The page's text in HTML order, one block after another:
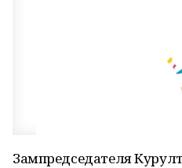
Зампредседателя